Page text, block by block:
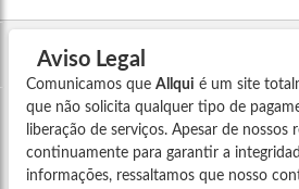
Aviso Legal
Comunicamos que Allqui é um site
que não solicita qualquer tipo de
liberação de serviços. Apesar de nossos
continuamente para garantir a
informações, ressaltamos que nosso